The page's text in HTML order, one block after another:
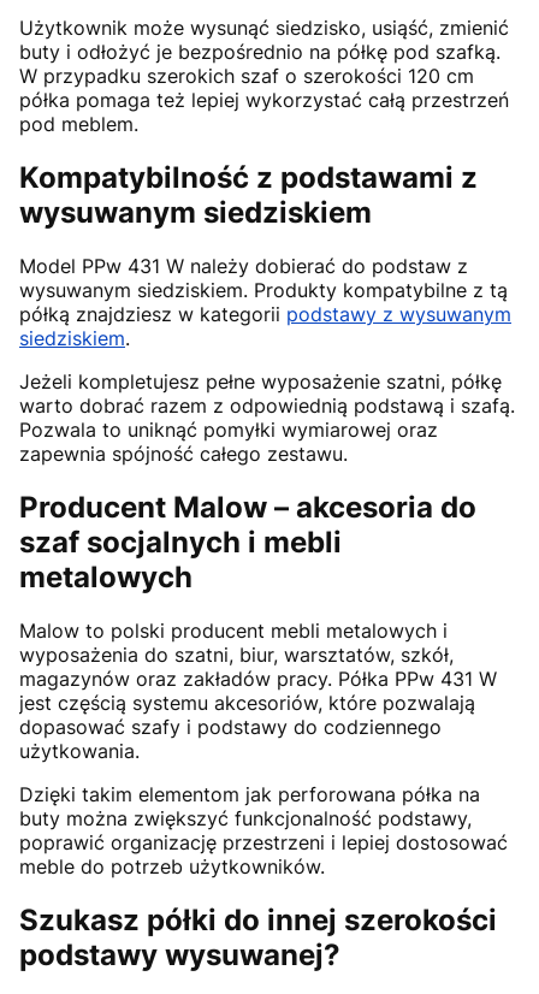
Użytkownik może wysunąć siedzisko, usiąść, zmienić
buty i odłożyć je bezpośrednio na półkę pod szafką.
W przypadku szerokich szaf o szerokości 120 cm
półka pomaga też lepiej wykorzystać całą przestrzeń
pod meblem.
Kompatybilność z podstawami z
wysuwanym siedziskiem
Model PPw 431 W należy dobierać do podstaw z
wysuwanym siedziskiem. Produkty kompatybilne z tą
półką znajdziesz w kategorii podstawy z wysuwanym
siedziskiem.
Jeżeli kompletujesz pełne wyposażenie szatni, półkę
warto dobrać razem z odpowiednią podstawą i szafą.
Pozwala to uniknąć pomyłki wymiarowej oraz
zapewnia spójność całego zestawu.
Producent Malow – akcesoria do
szaf socjalnych i mebli
metalowych
Malow to polski producent mebli metalowych i
wyposażenia do szatni, biur, warsztatów, szkół,
magazynów oraz zakładów pracy. Półka PPw 431 W
jest częścią systemu akcesoriów, które pozwalają
dopasować szafy i podstawy do codziennego
użytkowania.
Dzięki takim elementom jak perforowana półka na
buty można zwiększyć funkcjonalność podstawy,
poprawić organizację przestrzeni i lepiej dostosować
meble do potrzeb użytkowników.
Szukasz półki do innej szerokości
podstawy wysuwanej?